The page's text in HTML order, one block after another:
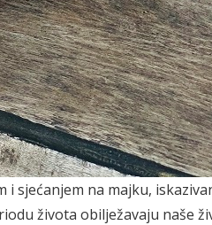
sjećanjem na majku,
života obilježavaju naše